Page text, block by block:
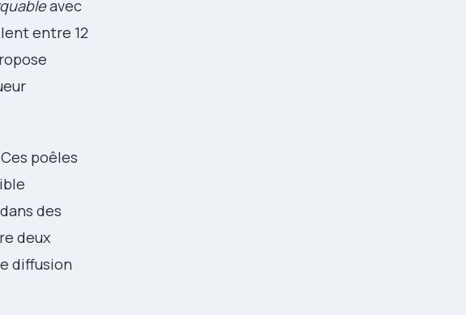
avec
entre 12
poêles
dans des
deux
diffusion